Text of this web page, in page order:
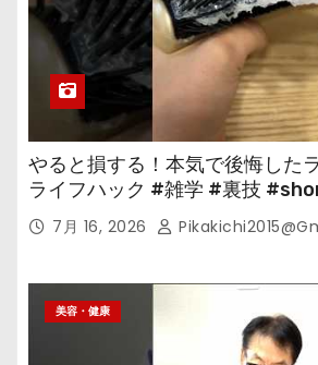
やると損する！本気で後悔した
ライフハック #雑学 #裏技
7月 16, 2026
美容・健康